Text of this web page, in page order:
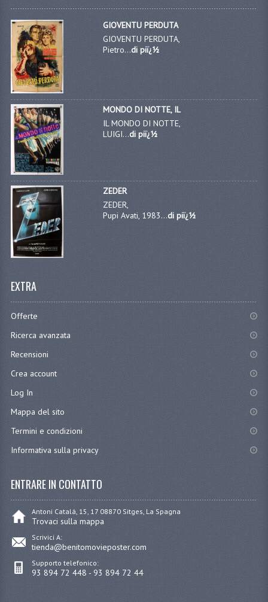
GIOVENTU PERDUTA
GIOVENTU PERDUTA,
Pietro...di piï¿½
MONDO DI NOTTE, IL
IL MONDO DI NOTTE,
LUIGI...di piï¿½
ZEDER
ZEDER,
Pupi Avati, 1983...di piï¿½
EXTRA
Offerte
Ricerca avanzata
Recensioni
Crea account
Log In
Mappa del sito
Termini e condizioni
Informativa sulla privacy
ENTRARE IN CONTATTO
Antoni Catalá, 15, 17 08870 Sitges, La Spagna
Trovaci sulla mappa
Scrivici A:
tienda@benitomovieposter.com
Supporto telefonico:
93 894 72 448 - 93 894 72 44